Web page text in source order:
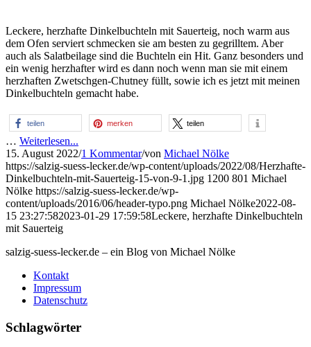
Leckere, herzhafte Dinkelbuchteln mit Sauerteig, noch warm aus
dem Ofen serviert schmecken sie am besten zu gegrilltem. Aber
auch als Salatbeilage sind die Buchteln ein Hit. Ganz besonders und
ein wenig herzhafter wird es dann noch wenn man sie mit einem
herzhaften Zwetschgen-Chutney füllt, sowie ich es jetzt mit meinen
Dinkelbuchteln gemacht habe.
teilen merken teilen
… Weiterlesen...
15. August 2022/1 Kommentar/von Michael Nölke
https://salzig-suess-lecker.de/wp-content/uploads/2022/08/Herzhafte-
Dinkelbuchteln-mit-Sauerteig-15-von-9-1.jpg 1200 801 Michael
Nölke https://salzig-suess-lecker.de/wp-
content/uploads/2016/06/header-typo.png Michael Nölke2022-08-
15 23:27:582023-01-29 17:59:58Leckere, herzhafte Dinkelbuchteln
mit Sauerteig
salzig-suess-lecker.de – ein Blog von Michael Nölke
Kontakt
Impressum
Datenschutz
Schlagwörter